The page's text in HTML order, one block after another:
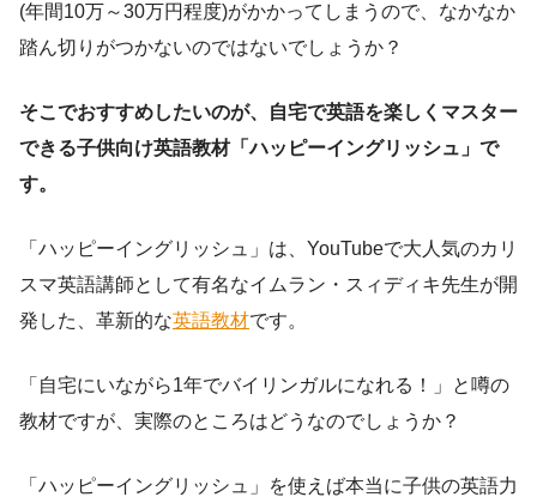
(年間10万～30万円程度)がかかってしまうので、なかなか
踏ん切りがつかないのではないでしょうか？
そこでおすすめしたいのが、自宅で英語を楽しくマスター
できる子供向け英語教材「ハッピーイングリッシュ」で
す。
「ハッピーイングリッシュ」は、YouTubeで大人気のカリ
スマ英語講師として有名なイムラン・スィディキ先生が開
発した、革新的な英語教材です。
「自宅にいながら1年でバイリンガルになれる！」と噂の
教材ですが、実際のところはどうなのでしょうか？
「ハッピーイングリッシュ」を使えば本当に子供の英語力